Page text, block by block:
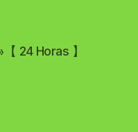
24 Horas 】